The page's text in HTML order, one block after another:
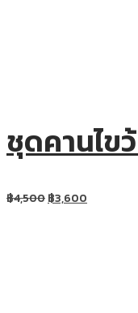
ชุดคานไข
฿4,500฿3,600